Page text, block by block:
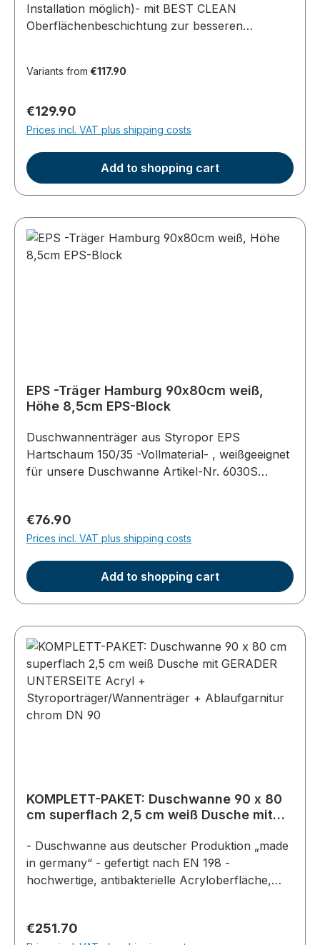
Installation möglich)- mit BEST CLEAN
Oberflächenbeschichtung zur besseren
der Ablauf ist verdeckt und liegt hinter dem
Variants from €117.90
Regular price:
€129.90
Prices incl. VAT plus shipping costs
Add to shopping cart
EPS -Träger Hamburg 90x80cm weiß,
Höhe 8,5cm EPS-Block
Duschwannenträger aus Styropor EPS
Hartschaum 150/35 -Vollmaterial- , weißgeeignet
für unsere Duschwanne Artikel-Nr. 6030S
umlaufend 1,5cm kleiner als das Duschbecken
(Platz für die Befliesung)Gesamthöhe mit
Duschwanne 14cmeinfache Befliesung,
Wärmedämmung, vollflächige Auflage
Regular price:
€76.90
Prices incl. VAT plus shipping costs
Add to shopping cart
KOMPLETT-PAKET: Duschwanne 90 x 80
cm superflach 2,5 cm weiß Dusche mit
Styroporträger/Wannenträger +
Ablaufgarnitur chrom DN 90
- Duschwanne aus deutscher Produktion „made
in germany“ - gefertigt nach EN 198 -
hochwertige, antibakterielle Acryloberfläche,
Dusche ca. 5,5cm - mit gerader EPS Unterseite
Regular price:
€251.70